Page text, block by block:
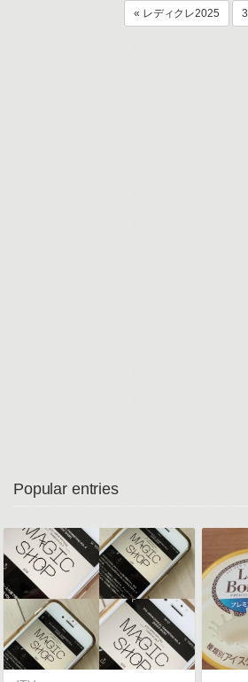
« レディクレ2025
Popular entries